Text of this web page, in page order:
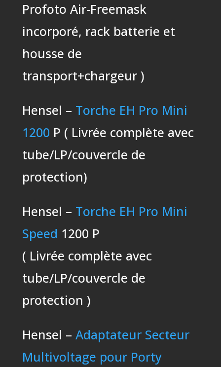
Profoto Air-Freemask
incorporé, rack batterie et
housse de
transport+chargeur )
Hensel – Torche EH Pro Mini
1200 P ( Livrée complète avec
tube/LP/couvercle de
protection)
Hensel – Torche EH Pro Mini
Speed 1200 P
( Livrée complète avec
tube/LP/couvercle de
protection )
Hensel – Adaptateur Secteur
Multivoltage pour Porty